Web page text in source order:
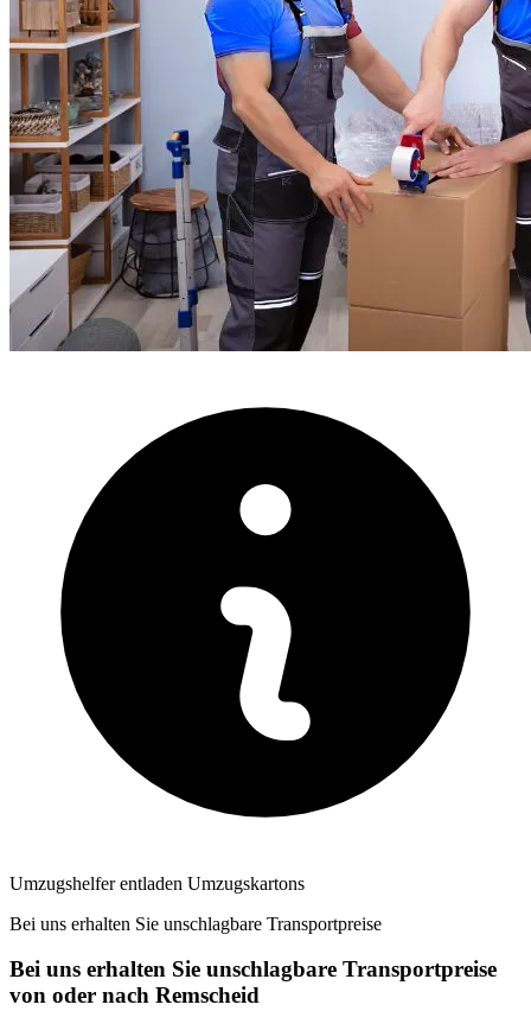
Umzugshelfer entladen Umzugskartons
Bei uns erhalten Sie unschlagbare Transportpreise
Bei uns erhalten Sie unschlagbare Transportpreise
von oder nach Remscheid